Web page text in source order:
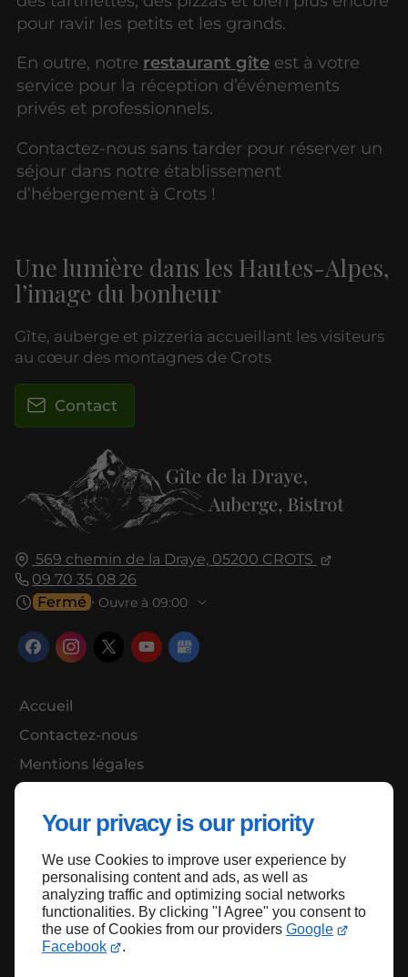
Your privacy is our priority
We use Cookies to improve user experience by
personalising content and ads, as well as
analyzing traffic and optimizing social networks
functionalities. By clicking "I Agree" you consent to
the use of Cookies from our providers Google
Facebook
.
pour ravir les petits et les grands.
En outre, notre restaurant gîte est à votre
service pour la réception d’événements
privés et professionnels.
Contactez-nous sans tarder pour réserver un
séjour dans notre établissement
d’hébergement à Crots !
569 chemin de la Draye, 05200 CROTS
09 70 35 08 26
Fermé ⋅ Ouvre à 09:00
Accueil
Contactez-nous
Mentions légales
Une lumière dans les Hautes-Alpes,
l’image du bonheur
Gîte, auberge et pizzeria accueillant les visiteurs
au cœur des montagnes de Crots
Contact
Haut de page